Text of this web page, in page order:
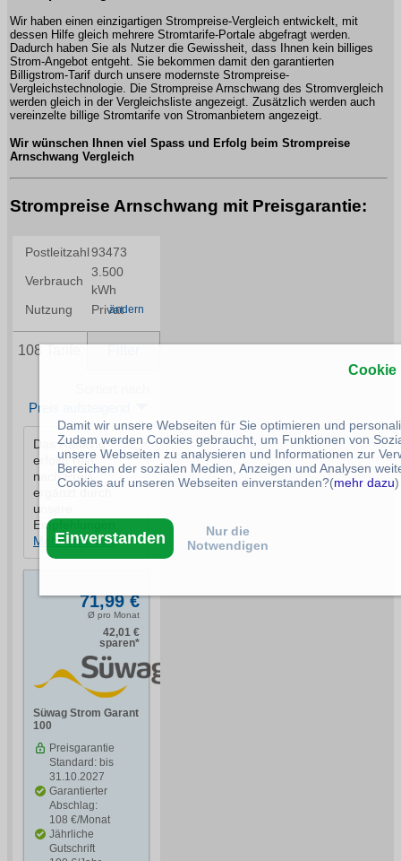
Wir haben einen einzigartigen Strompreise-Vergleich entwickelt, mit
dessen Hilfe gleich mehrere Stromtarife-Portale abgefragt werden.
Dadurch haben Sie als Nutzer die Gewissheit, dass Ihnen kein billiges
Strom-Angebot entgeht. Sie bekommen damit den garantierten
Billigstrom-Tarif durch unsere modernste Strompreise-
Vergleichstechnologie. Die Strompreise Arnschwang des Stromvergleich
werden gleich in der Vergleichsliste angezeigt. Zusätzlich werden auch
vereinzelte billige Stromtarife von Stromanbietern angezeigt.
Wir wünschen Ihnen viel Spass und Erfolg beim Strompreise
Arnschwang Vergleich
Strompreise Arnschwang mit Preisgarantie:
Cookie
Damit wir unsere Webseiten für Sie optimieren und
Zudem werden Cookies gebraucht, um Funktionen von
unsere Webseiten zu analysieren und Informationen zur
Bereichen der sozialen Medien, Anzeigen und Analysen
Cookies auf unseren Webseiten einverstanden?(mehr dazu)
Einverstanden
Nur die
Notwendigen